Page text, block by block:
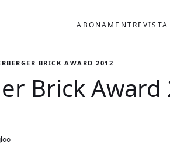
ABONAMENT
BRICK AWARD 2012
Brick Award